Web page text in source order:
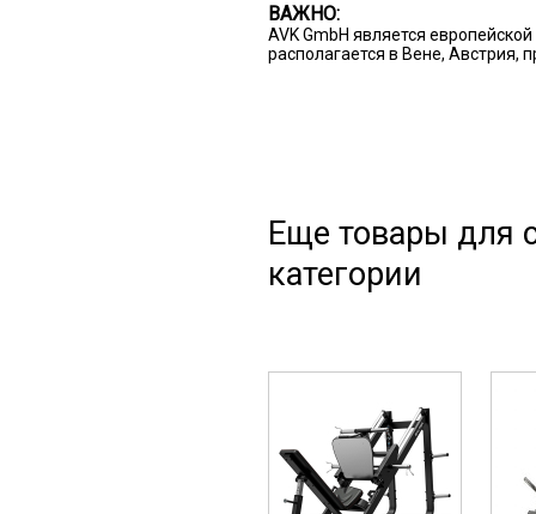
ВАЖНО:
AVK GmbH является
располагается в Вене, Австрия,
Еще товары для
категории